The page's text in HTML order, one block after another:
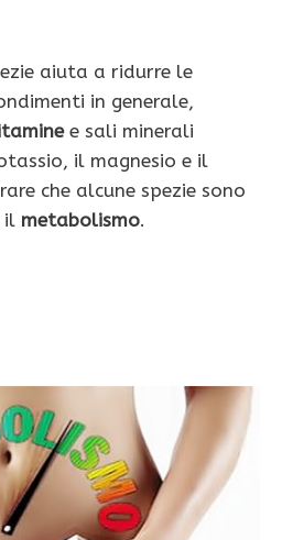
aiuta a ridurre le
in generale,
e sali minerali
il magnesio e il
che alcune spezie sono
il metabolismo.